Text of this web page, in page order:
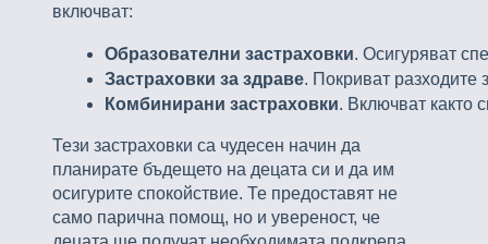
включват:
Образователни застраховки. Осигуряват
Застраховки за здраве. Покриват разходите
Комбинирани застраховки. Включват както
Тези застраховки са чудесен начин да
планирате бъдещето на децата си и да им
осигурите спокойствие. Те предоставят не
само парична помощ, но и увереност, че